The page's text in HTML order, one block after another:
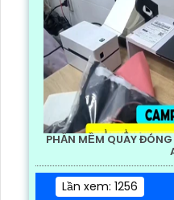
PHẦN MỀM QUAY
Lần xem: 1256